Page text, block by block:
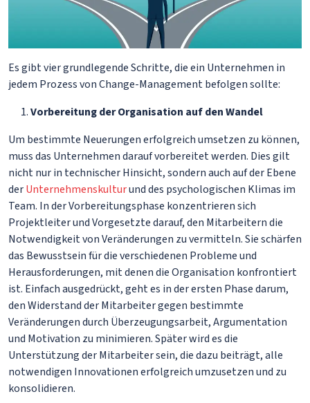
Es gibt vier grundlegende Schritte, die ein Unternehmen in
jedem Prozess von Change-Management befolgen sollte:
Vorbereitung der Organisation auf den Wandel
Um bestimmte Neuerungen erfolgreich umsetzen zu können,
muss das Unternehmen darauf vorbereitet werden. Dies gilt
nicht nur in technischer Hinsicht, sondern auch auf der Ebene
derUnternehmenskulturund des psychologischen Klimas im
Team. In der Vorbereitungsphase konzentrieren sich
Projektleiter und Vorgesetzte darauf, den Mitarbeitern die
Notwendigkeit von Veränderungen zu vermitteln. Sie schärfen
das Bewusstsein für die verschiedenen Probleme und
Herausforderungen, mit denen die Organisation konfrontiert
ist. Einfach ausgedrückt, geht es in der ersten Phase darum,
den Widerstand der Mitarbeiter gegen bestimmte
Veränderungen durch Überzeugungsarbeit, Argumentation
und Motivation zu minimieren. Später wird es die
Unterstützung der Mitarbeiter sein, die dazu beiträgt, alle
notwendigen Innovationen erfolgreich umzusetzen und zu
konsolidieren.